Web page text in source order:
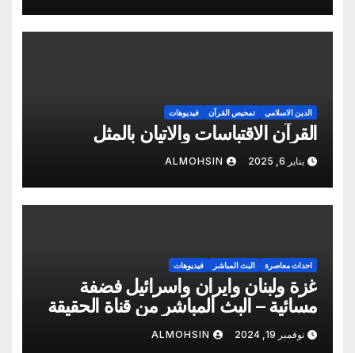
الدين الاسلامي تمحيص القرآن فيديوهات
القرآن الاقتباسات والاتيان بالمثل
يناير 6, 2025 ALMOHSIN
احداث معاصرة البث المباشر فيديوهات
غزة ولبنان وايران واسرائيل فضفة
مسائية – البث المباشر من قناة الحقيقة
– ابو شمس المحسن
نوفمبر 19, 2024 ALMOHSIN